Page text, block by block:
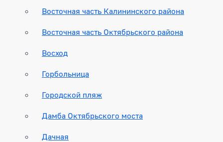
Восточная часть Калининского района
Восточная часть Октябрьского района
Восход
Горбольница
Городской пляж
Дамба Октябрьского моста
Дачная